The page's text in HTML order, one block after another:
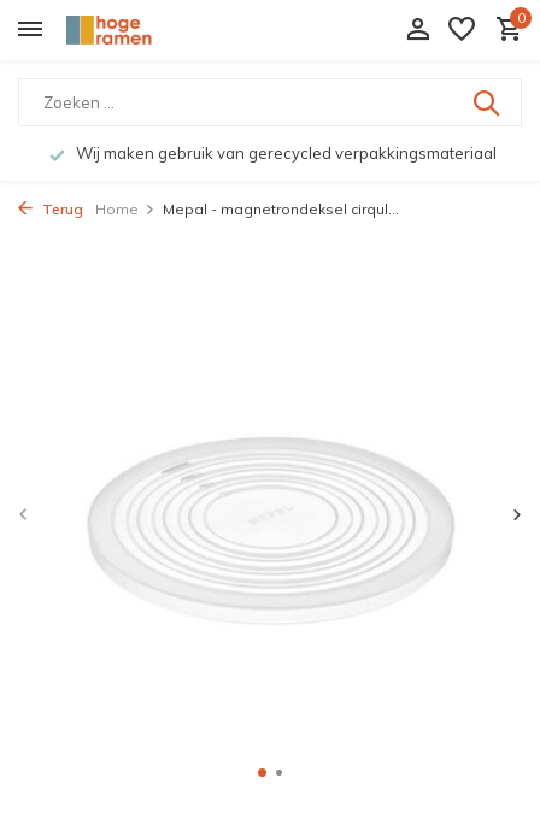
0
Wij maken gebruik van gerecycled verpakkingsmateriaal
Terug Home Mepal - magnetrondeksel cirqul...